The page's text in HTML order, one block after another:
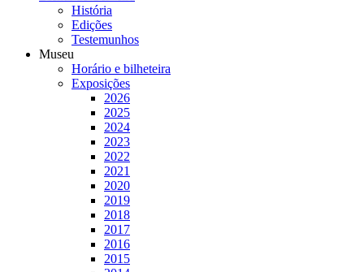
História
Edições
Testemunhos
Museu
Horário e bilheteira
Exposições
2026
2025
2024
2023
2022
2021
2020
2019
2018
2017
2016
2015